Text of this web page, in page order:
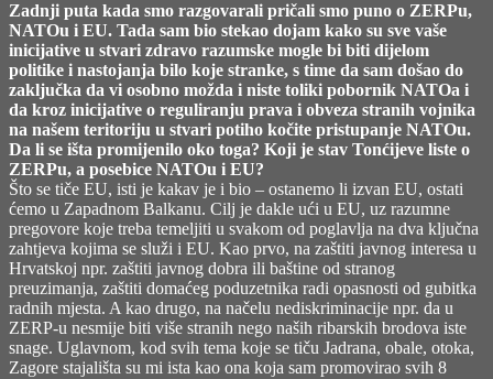
Zadnji puta kada smo razgovarali pričali smo puno o ZERPu,
NATOu i EU. Tada sam bio stekao dojam kako su sve vaše
inicijative u stvari zdravo razumske mogle bi biti dijelom
politike i nastojanja bilo koje stranke, s time da sam došao do
zaključka da vi osobno možda i niste toliki pobornik NATOa i
da kroz inicijative o reguliranju prava i obveza stranih vojnika
na našem teritoriju u stvari potiho kočite pristupanje NATOu.
Da li se išta promijenilo oko toga? Koji je stav Tonćijeve liste o
ZERPu, a posebice NATOu i EU?
Što se tiče EU, isti je kakav je i bio – ostanemo li izvan EU, ostati
ćemo u Zapadnom Balkanu. Cilj je dakle ući u EU, uz razumne
pregovore koje treba temeljiti u svakom od poglavlja na dva ključna
zahtjeva kojima se služi i EU. Kao prvo, na zaštiti javnog interesa u
Hrvatskoj npr. zaštiti javnog dobra ili baštine od stranog
preuzimanja, zaštiti domaćeg poduzetnika radi opasnosti od gubitka
radnih mjesta. A kao drugo, na načelu nediskriminacije npr. da u
ZERP-u nesmije biti više stranih nego naših ribarskih brodova iste
snage. Uglavnom, kod svih tema koje se tiču Jadrana, obale, otoka,
Zagore stajališta su mi ista kao ona koja sam promovirao svih 8